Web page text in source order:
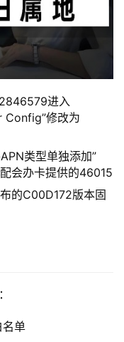
进入
Config”修改为
类型单独添加”
会办卡提供的46015
的C00D172版本固
单